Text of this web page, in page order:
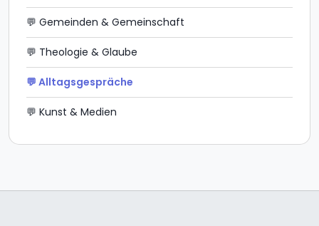
💬 Gemeinden & Gemeinschaft
💬 Theologie & Glaube
💬 Alltagsgespräche
💬 Kunst & Medien